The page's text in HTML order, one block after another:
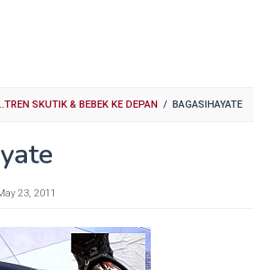
SKUTIK & BEBEK KE DEPAN / BAGASIHAYATE
23, 2011